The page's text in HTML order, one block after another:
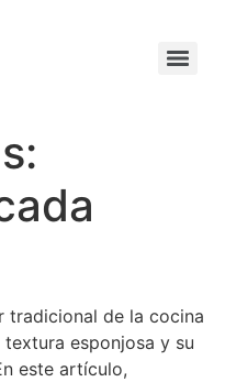
tradicional de la cocina
esponjosa y su
este artículo,